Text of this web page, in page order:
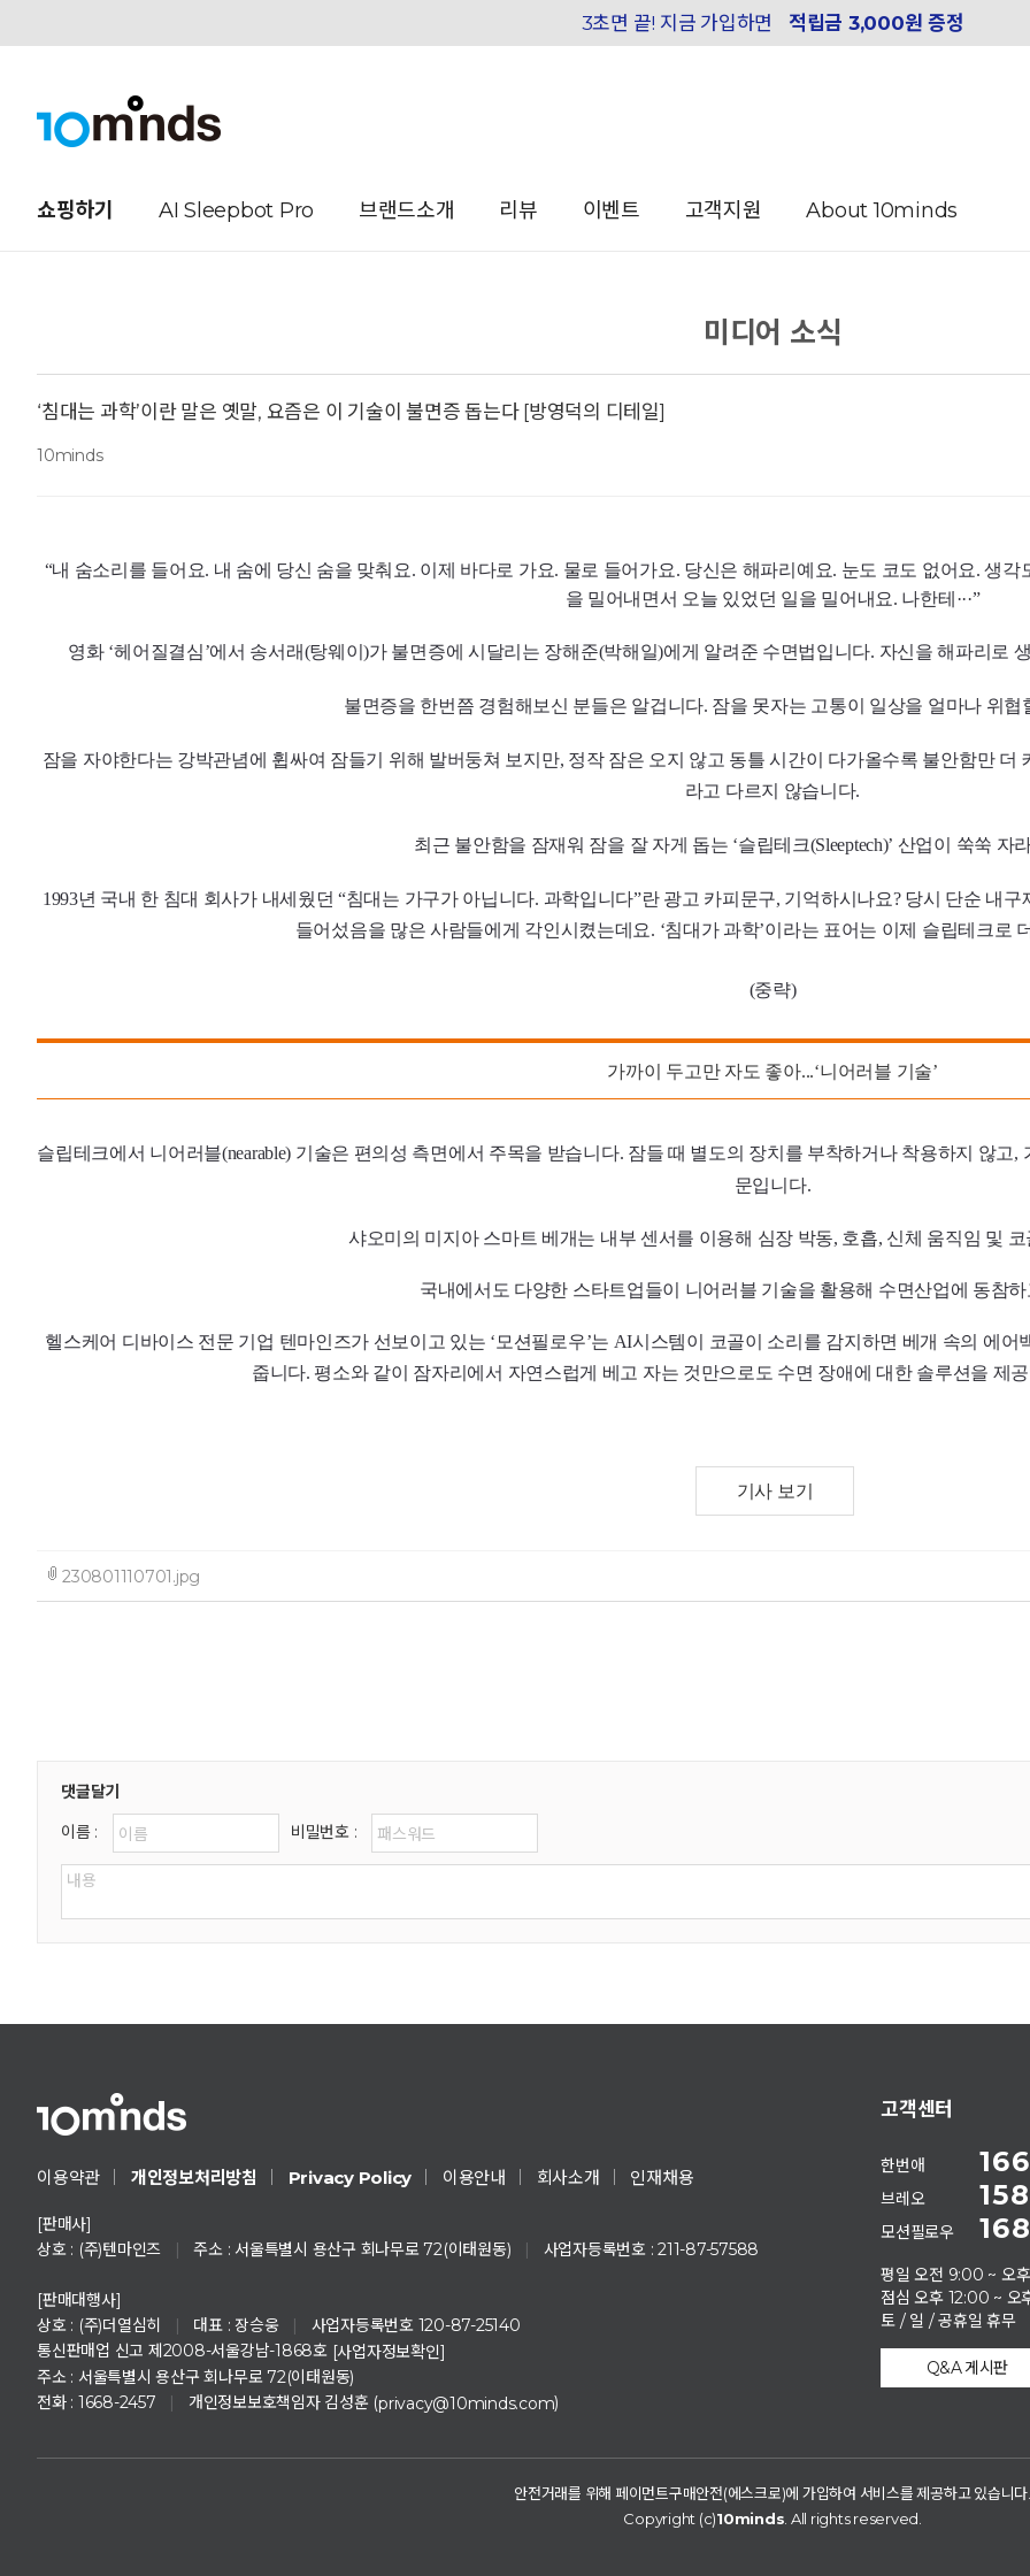
3초면 끝! 지금 가입하면 적립금 3,000원 증정
쇼핑하기 AI Sleepbot Pro 브랜드소개 리뷰 이벤트 고객지원 About 10minds
미디어 소식
‘침대는 과학’이란 말은 옛말, 요즘은 이 기술이 불면증 돕는다 [방영덕의 디테일]
10minds
“내 숨소리를 들어요. 내 숨에 당신 숨을 맞춰요. 이제 바다로 가요. 물로 들어가요. 당신은 해파리예요. 눈도 코도 없어요. 생
을 밀어내면서 오늘 있었던 일을 밀어내요. 나한테···”
영화 ‘헤어질결심’에서 송서래(탕웨이)가 불면증에 시달리는 장해준(박해일)에게 알려준 수면법입니다. 자신을 해파리로
불면증을 한번쯤 경험해보신 분들은 알겁니다. 잠을 못자는 고통이 일상을 얼마나 위협
잠을 자야한다는 강박관념에 휩싸여 잠들기 위해 발버둥쳐 보지만, 정작 잠은 오지 않고 동틀 시간이 다가올수록 불안함만 더
라고 다르지 않습니다.
최근 불안함을 잠재워 잠을 잘 자게 돕는 ‘슬립테크(Sleeptech)’ 산업이 쑥쑥 자
1993년 국내 한 침대 회사가 내세웠던 “침대는 가구가 아닙니다. 과학입니다”란 광고 카피문구, 기억하시나요? 당시 단순 내
들어섰음을 많은 사람들에게 각인시켰는데요. ‘침대가 과학’이라는 표어는 이제 슬립테크로
(중략)
가까이 두고만 자도 좋아...‘니어러블 기술’
슬립테크에서 니어러블(nearable) 기술은 편의성 측면에서 주목을 받습니다. 잠들 때 별도의 장치를 부착하거나 착용하지 않고
문입니다.
샤오미의 미지아 스마트 베개는 내부 센서를 이용해 심장 박동, 호흡, 신체 움직임 및
국내에서도 다양한 스타트업들이 니어러블 기술을 활용해 수면산업에 동참
헬스케어 디바이스 전문 기업 텐마인즈가 선보이고 있는 ‘모션필로우’는 AI시스템이 코골이 소리를 감지하면 베개 속의 에
줍니다. 평소와 같이 잠자리에서 자연스럽게 베고 자는 것만으로도 수면 장애에 대한 솔루션을 제
기사 보기
230801110701.jpg
댓글달기
이름 :
비밀번호 :
이용약관 개인정보처리방침 Privacy Policy 이용안내 회사소개 인재채용
[판매사]
상호 : (주)텐마인즈
| 주소 : 서울특별시 용산구 회나무로 72(이태원동) | 사업자등록번호 : 211-87-57588
[판매대행사]
상호 : (주)더열심히
| 대표 : 장승웅 |
사업자등록번호 120-87-25140
통신판매업 신고 제2008-서울강남-1868호 [사업자정보확인]
주소 : 서울특별시 용산구 회나무로 72(이태원동)
전화 : 1668-2457
개인정보보호책임자 김성훈 (privacy@10minds.com)
고객센터
한번애
브레오
모션필로우
평일 오전 9:00 ~ 오
점심 오후 12:00 ~ 오
토 / 일 / 공휴일 휴무
Q&A 게시판
안전거래를 위해 페이먼트구매안전(에스크로)에 가입하여 서비스를 제공하고 있습니다.
Copyright (c)10minds . All rights reserved.